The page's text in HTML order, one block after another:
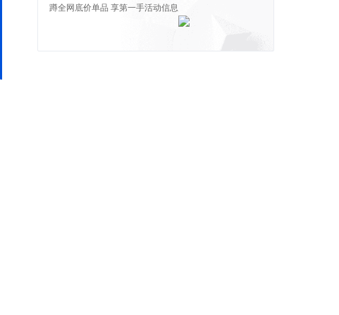
蹲全网底价单品 享第一手活动信息